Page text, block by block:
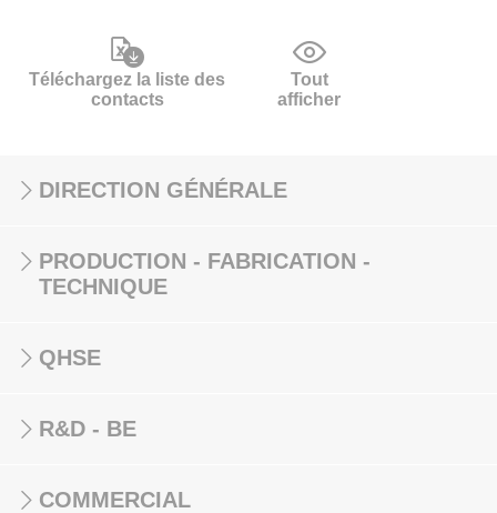
Téléchargez la liste des
contacts
Tout
afficher
DIRECTION GÉNÉRALE
PRODUCTION - FABRICATION -
TECHNIQUE
QHSE
R&D - BE
COMMERCIAL